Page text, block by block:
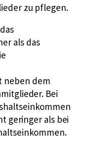
zu pflegen.
als das
neben dem
Bei
geringer als bei